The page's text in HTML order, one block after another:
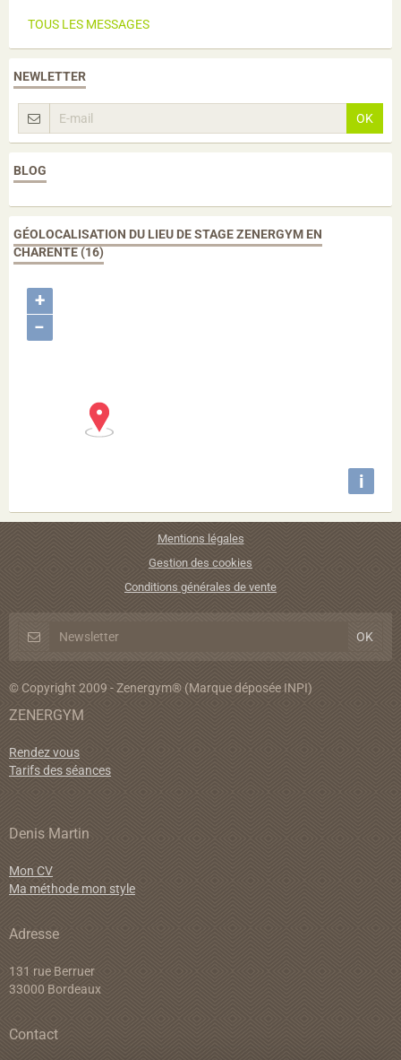
TOUS LES MESSAGES
NEWLETTER
OK
BLOG
GÉOLOCALISATION DU LIEU DE STAGE ZENERGYM EN
CHARENTE (16)
+
−
i
Mentions légales
Gestion des cookies
Conditions générales de vente
© Copyright 2009 - Zenergym® (Marque déposée INPI)
ZENERGYM
Rendez vous
Tarifs des séances
Denis Martin
Mon CV
Ma méthode mon style
Adresse
131 rue Berruer
33000 Bordeaux
Contact